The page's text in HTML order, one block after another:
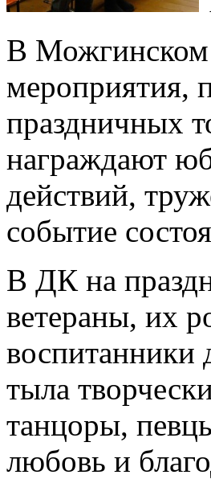
В Можгинском
мероприятия,
праздничных
награждают
действий,
событие
В ДК на
ветераны, их
воспитанники
тыла
танцоры,
любовь и